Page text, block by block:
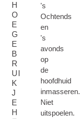
H
O
E
G
E
B
R
UI
K
J
E
H
's
Ochtends
en
's
avonds
op
de
hoofdhuid
inmasseren.
Niet
uitspoelen.